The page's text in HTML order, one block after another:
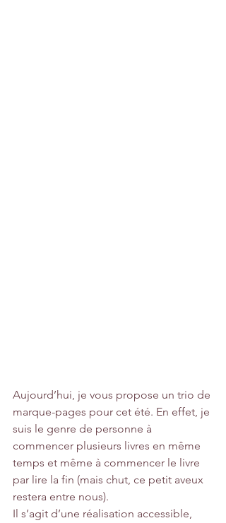
Aujourd’hui, je vous propose un trio de
marque-pages pour cet été. En effet, je
suis le genre de personne à
commencer plusieurs livres en même
temps et même à commencer le livre
par lire la fin (mais chut, ce petit aveux
restera entre nous).
Il s’agit d’une réalisation accessible,